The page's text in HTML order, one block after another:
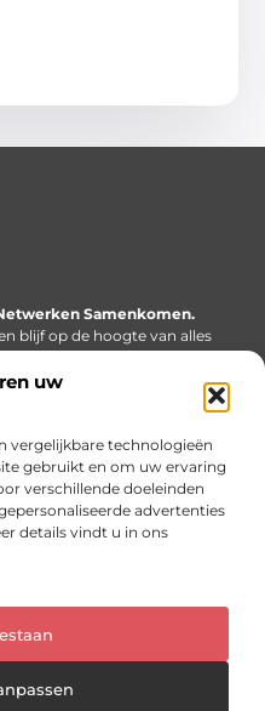
uw
vergelijkbare technologieën
gebruikt en om uw ervaring
verschillende doeleinden
advertenties
details vindt u in ons
Samenkomen.
blijf op de hoogte van alles
de wereld.
All Right Reserved.